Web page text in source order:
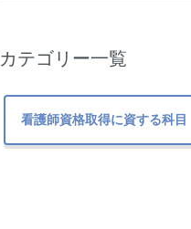
カテゴリー一覧
看護師資格取得に資する科目